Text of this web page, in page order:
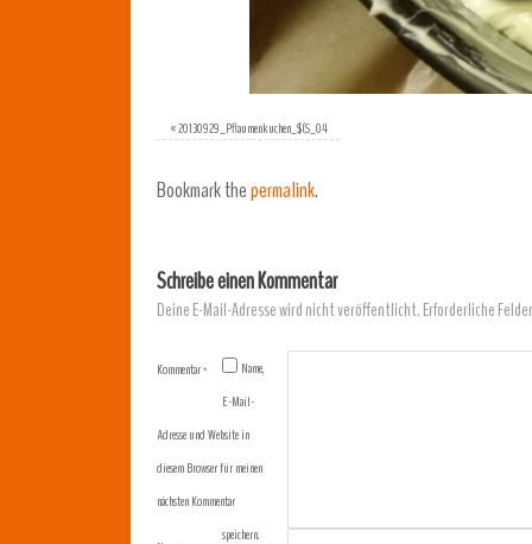
«20130929_Pflaumenkuchen_$(S_04
Bookmark thepermalink.
Schreibe einen Kommentar
Deine E-Mail-Adresse wird nicht veröffentlicht.Erforderliche
Kommentar*
Name,
E-Mail-
Adresse und Website in
diesem Browser für meinen
nächsten Kommentar
speichern.